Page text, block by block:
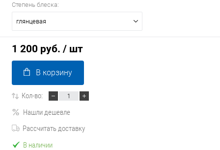
Степень блеска:
глянцевая
1 200 руб. / шт
В корзину
Кол-во:
Нашли дешевле
Рассчитать доставку
В наличии